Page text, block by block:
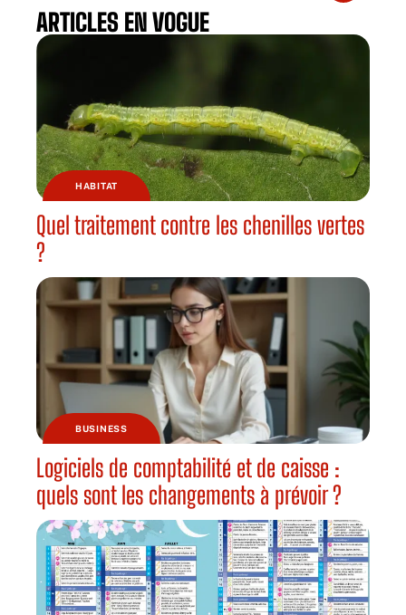
ARTICLES EN VOGUE
HABITAT
Quel traitement contre les chenilles vertes
?
BUSINESS
Logiciels de comptabilité et de caisse :
quels sont les changements à prévoir ?